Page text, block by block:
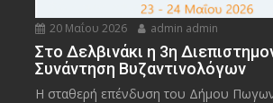
20 Μαΐου 2026 admin admin
Στο Δελβινάκι η 3η
Συνάντηση Βυζαντινολόγων
Η σταθερή επένδυση του Δήμου